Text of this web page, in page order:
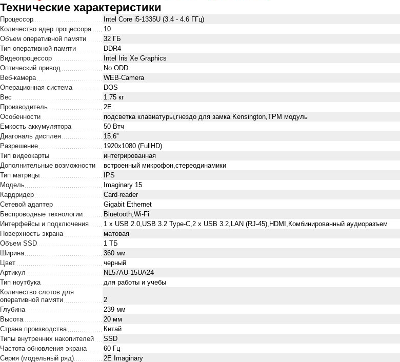
Технические характеристики
Процессор
Intel Core i5-1335U (3.4 - 4.6 ГГц)
Количество ядер процессора
10
Объем оперативной памяти
32 ГБ
Тип оперативной памяти
DDR4
Видеопроцессор
Intel Iris Xe Graphics
Оптический привод
No ODD
Веб-камера
WEB-Camera
Операционная система
DOS
Вес
1.75 кг
Производитель
2E
Особенности
подсветка клавиатуры,гнездо для замка Kensington,TPM модуль
Емкость аккумулятора
50 Втч
Диагональ дисплея
15.6''
Разрешение
1920х1080 (FullHD)
Тип видеокарты
интегрированная
Дополнительные возможности
встроенный микрофон,стереодинамики
Тип матрицы
IPS
Модель
Imaginary 15
Кардридер
Card-reader
Сетевой адаптер
Gigabit Ethernet
Беспроводные технологии
Bluetooth,Wi-Fi
Интерфейсы и подключения
1 х USB 2.0,USB 3.2 Type-C,2 х USB 3.2,LAN (RJ-45),HDMI,Комбинированный аудиоразъем
Поверхность экрана
матовая
Объем SSD
1 ТБ
Ширина
360 мм
Цвет
черный
Артикул
NL57AU-15UA24
Тип ноутбука
для работы и учебы
Количество слотов для
оперативной памяти
2
Глубина
239 мм
Высота
20 мм
Страна производства
Китай
Типы внутренних накопителей
SSD
Частота обновления экрана
60 Гц
Серия (модельный ряд)
2E Imaginary